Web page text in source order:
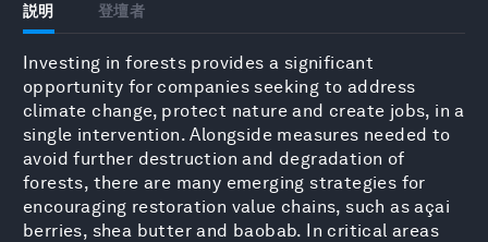
説明 登壇者
Investing in forests provides a significant
opportunity for companies seeking to address
climate change, protect nature and create jobs, in a
single intervention. Alongside measures needed to
avoid further destruction and degradation of
forests, there are many emerging strategies for
encouraging restoration value chains, such as açai
berries, shea butter and baobab. In critical areas